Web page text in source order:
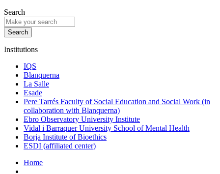
Search
Institutions
IQS
Blanquerna
La Salle
Esade
Pere Tarrés Faculty of Social Education and Social Work (in
collaboration with Blanquerna)
Ebro Observatory University Institute
Vidal i Barraquer University School of Mental Health
Borja Institute of Bioethics
ESDI (affiliated center)
Home